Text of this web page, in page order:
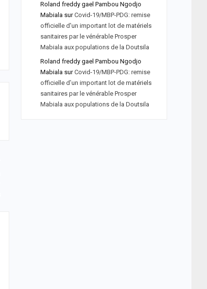
Roland freddy gael Pambou Ngodjo
MabialasurCovid-19/MBP-PDG: remise
officielle d'un important lot de matériels
sanitaires par le vénérable Prosper
Mabiala aux populations de la Doutsila
Roland freddy gael Pambou Ngodjo
MabialasurCovid-19/MBP-PDG: remise
officielle d’un important lot de matériels
sanitaires par le vénérable Prosper
Mabiala aux populations de la Doutsila